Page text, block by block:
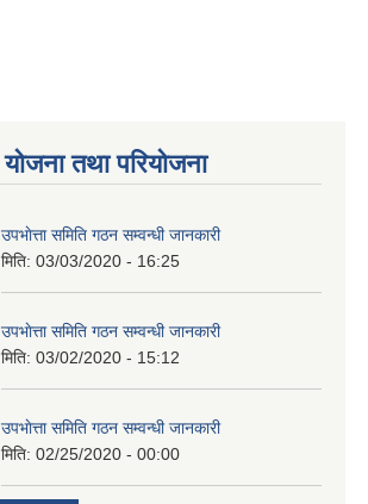
योजना तथा परियोजना
उपभाेत्ता समिति गठन सम्वन्धी जानकारी
मिति: 03/03/2020 - 16:25
उपभाेत्ता समिति गठन सम्वन्धी जानकारी
मिति: 03/02/2020 - 15:12
उपभाेत्ता समिति गठन सम्वन्धी जानकारी
मिति: 02/25/2020 - 00:00